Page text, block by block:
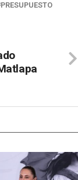
PRESUPUESTO